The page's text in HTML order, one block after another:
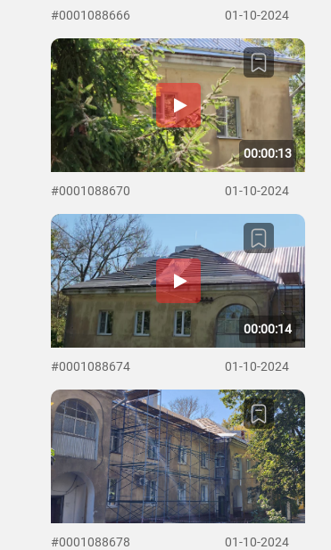
#0001088666 01-10-2024
00:00:13
#0001088670 01-10-2024
00:00:14
#0001088674 01-10-2024
#0001088678 01-10-2024